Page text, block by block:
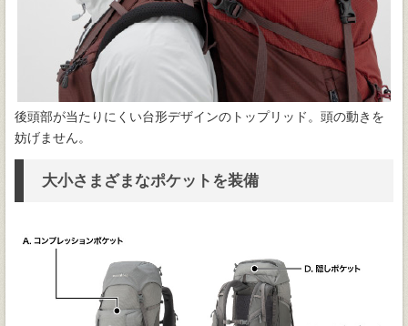
後頭部が当たりにくい台形デザインのトップリッド。頭の動きを
妨げません。
大小さまざまなポケットを装備